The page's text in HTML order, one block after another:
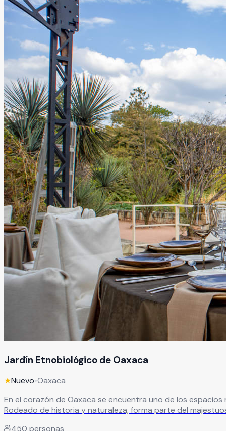
Jardín Etnobiológico de Oaxaca
★Nuevo•Oaxaca
En el corazón de Oaxaca se encuentra uno de los
Rodeado de historia y naturaleza, forma parte del majestuoso Centro Cultural